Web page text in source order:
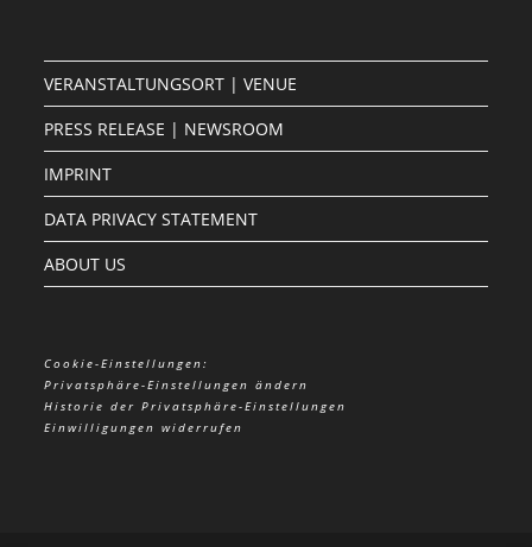
VERANSTALTUNGSORT | VENUE
PRESS RELEASE | NEWSROOM
IMPRINT
DATA PRIVACY STATEMENT
ABOUT US
Cookie-Einstellungen:
Privatsphäre-Einstellungen ändern
Historie der Privatsphäre-Einstellungen
Einwilligungen widerrufen